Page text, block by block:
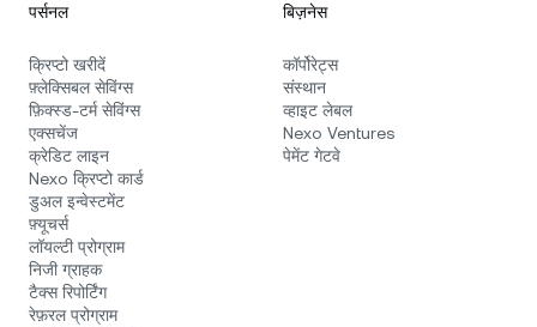
पर्सनल
क्रिप्टो खरीदें
फ़्लेक्सिबल सेविंग्स
फ़िक्स्ड‑टर्म सेविंग्स
एक्सचेंज
क्रेडिट लाइन
Nexo क्रिप्टो कार्ड
डुअल इन्वेस्टमेंट
फ़्यूचर्स
लॉयल्टी प्रोग्राम
निजी ग्राहक
टैक्स रिपोर्टिंग
रेफ़रल प्रोग्राम
बिज़नेस
कॉर्पोरेट्स
संस्थान
व्हाइट लेबल
Nexo Ventures
पेमेंट गेटवे